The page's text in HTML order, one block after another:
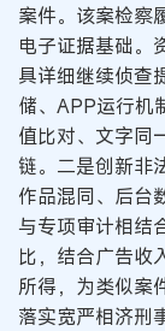
案件。该案检察
电子证据基础。
具详细继续侦查
储、APP运行机
值比对、文字同
链。二是创新非
作品混同、后台
与专项审计相结
比，结合广告收
所得，为类似案
落实宽严相济刑